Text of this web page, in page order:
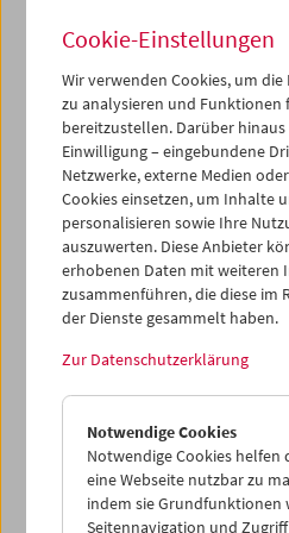
Urbanize! Die
von unten
11. bis 14. Oktober 2012
Der Film hat wie kaum ein
geprägt und dynamische
geschaffen: mehr oder
urbane Leben. Abseits des
unabhängige, nicht-industrielle
vom widerständigen ­Potenzial
durch die Kontingenz der
politische Gemeinschaften.
unten“ bietet einen
Stadt anders wahrzunehmen,
sinnlich-anders anzueignen.
Cookie-Einstellungen
Wir verwenden Cookies, um
zu analysieren und Funktionen
bereitzustellen. Darüber
Einwilligung – eingebundene
Netzwerke, externe Medien
Cookies einsetzen, um Inhalte
personalisieren sowie Ihre
auszuwerten. Diese Anbieter
erhobenen Daten mit weiteren
zusammenführen, die diese im
der Dienste gesammelt haben.
Zur Datenschutzerklärung
Notwendige Cookies
Notwendige Cookies helfen
eine Webseite nutzbar zu
indem sie Grundfunktionen
Seitennavigation und